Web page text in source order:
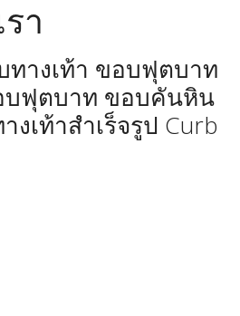
า
างเท้า ขอบฟุตบาท
ฟุตบาท ขอบคันหิน
เท้าสำเร็จรูป Curb